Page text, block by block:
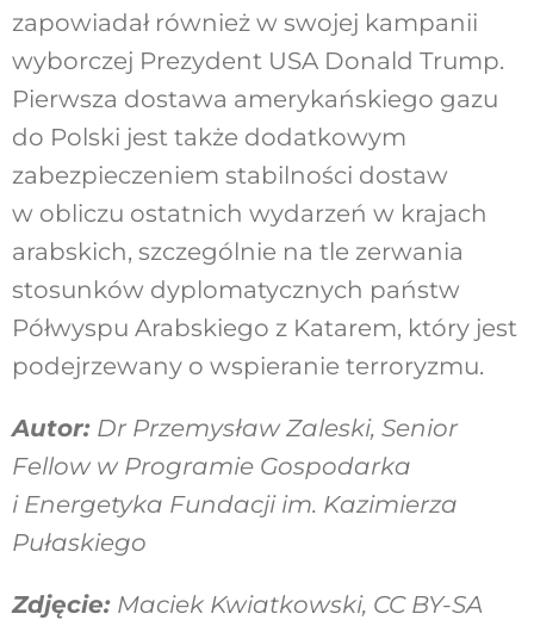
zapowiadał również w swojej kampanii
wyborczej Prezydent USA Donald Trump.
Pierwsza dostawa amerykańskiego gazu
do Polski jest także dodatkowym
zabezpieczeniem stabilności dostaw
w obliczu ostatnich wydarzeń w krajach
arabskich, szczególnie na tle zerwania
stosunków dyplomatycznych państw
Półwyspu Arabskiego z Katarem, który jest
podejrzewany o wspieranie terroryzmu.
Autor: Dr Przemysław Zaleski, Senior
Fellow w Programie Gospodarka
i Energetyka Fundacji im. Kazimierza
Pułaskiego
Zdjęcie: Maciek Kwiatkowski, CC BY-SA